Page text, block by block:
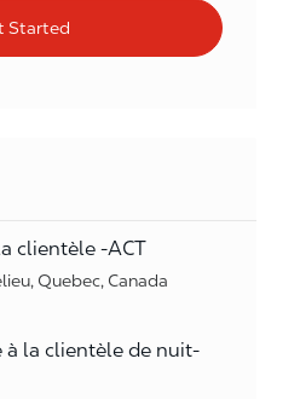
Started
clientèle -ACT
Quebec, Canada
à la clientèle de nuit-